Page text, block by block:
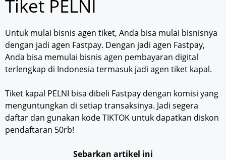
Tiket PELNI
Untuk mulai bisnis agen tiket, Anda bisa mulai bisnisnya
dengan jadi agen Fastpay. Dengan jadi agen Fastpay,
Anda bisa memulai bisnis agen pembayaran digital
terlengkap di Indonesia termasuk jadi agen tiket kapal.
Tiket kapal PELNI bisa dibeli Fastpay dengan komisi yang
menguntungkan di setiap transaksinya. Jadi segera
daftar dan gunakan kode TIKTOK untuk dapatkan diskon
pendaftaran 50rb!
Sebarkan artikel ini